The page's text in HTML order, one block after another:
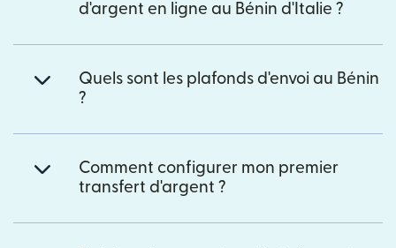
d'argent en ligne au Bénin d'Italie ?
Quels sont les plafonds d'envoi au Bénin
?
Comment configurer mon premier
transfert d'argent ?